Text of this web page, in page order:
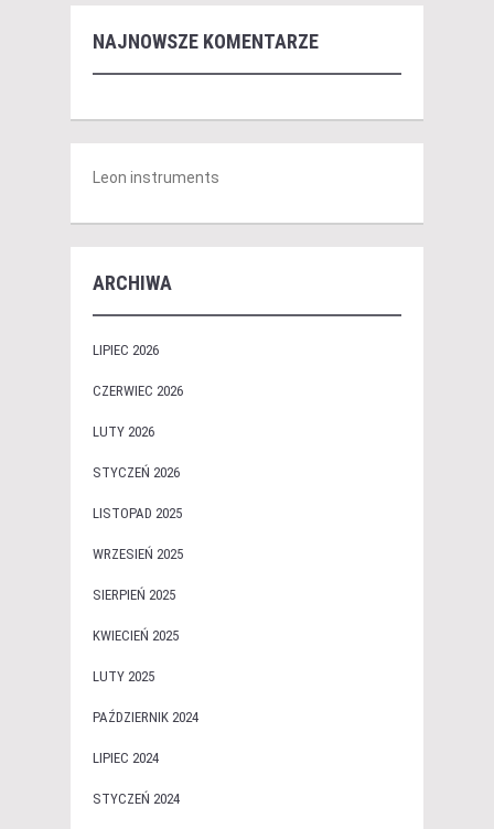
NAJNOWSZE KOMENTARZE
Leon instruments
ARCHIWA
LIPIEC 2026
CZERWIEC 2026
LUTY 2026
STYCZEŃ 2026
LISTOPAD 2025
WRZESIEŃ 2025
SIERPIEŃ 2025
KWIECIEŃ 2025
LUTY 2025
PAŹDZIERNIK 2024
LIPIEC 2024
STYCZEŃ 2024